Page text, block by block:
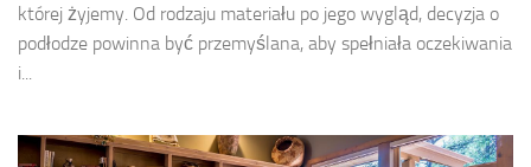
której żyjemy. Od rodzaju materiału po jego wygląd, decyzja o
podłodze powinna być przemyślana, aby spełniała oczekiwania
i...